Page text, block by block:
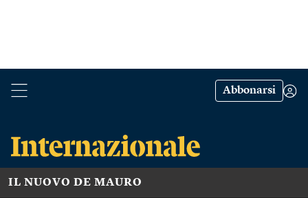
Abbonarsi
IL NUOVO DE MAURO